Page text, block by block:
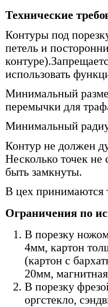
Технические
Контуры под
петель и
использовать
Минимальный
перемычки для
Минимальный
Контур не должен
Несколько точек
быть замкнуты.
В цех принимаются
Ограничения по
В порезку
4мм, картон
(картон с
20мм,
В порезку
оргстекло,